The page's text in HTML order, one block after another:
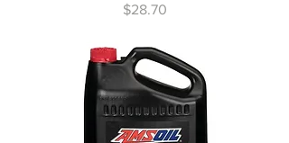
Precio
$28.70